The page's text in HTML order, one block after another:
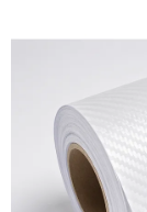
hvězdiček.